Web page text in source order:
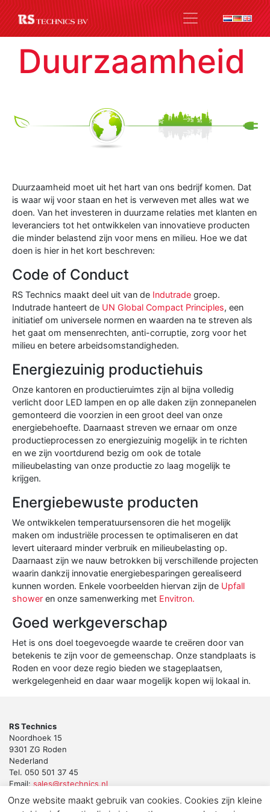
Duurzaamheid
Duurzaamheid moet uit het hart van ons bedrijf komen. Dat
is waar wij voor staan en het is verweven met alles wat we
doen. Van het investeren in duurzame relaties met klanten en
leveranciers tot het ontwikkelen van innovatieve producten
die minder belastend zijn voor mens en milieu. Hoe we dat
doen is hier in het kort beschreven:
Code of Conduct
RS Technics maakt deel uit van de Indutrade groep.
Indutrade hanteert de UN Global Compact Principles, een
initiatief om universele normen en waarden na te streven als
het gaat om mensenrechten, anti-corruptie, zorg voor het
milieu en betere arbeidsomstandigheden.
Energiezuinig productiehuis
Onze kantoren en productieruimtes zijn al bijna volledig
verlicht door LED lampen en op alle daken zijn zonnepanelen
gemonteerd die voorzien in een groot deel van onze
energiebehoefte. Daarnaast streven we ernaar om onze
productieprocessen zo energiezuinig mogelijk in te richten
en we zijn voortdurend bezig om ook de totale
milieubelasting van onze productie zo laag mogelijk te
krijgen.
Energiebewuste producten
We ontwikkelen temperatuursensoren die het mogelijk
maken om industriële processen te optimaliseren en dat
levert uiteraard minder verbruik en milieubelasting op.
Daarnaast zijn we nauw betrokken bij verschillende projecten
waarin dankzij innovatie energiebesparingen gerealiseerd
kunnen worden. Enkele voorbeelden hiervan zijn de Upfall
shower en onze samenwerking met Envitron.
Goed werkgeverschap
Het is ons doel toegevoegde waarde te creëren door van
betekenis te zijn voor de gemeenschap. Onze standplaats is
Roden en voor deze regio bieden we stageplaatsen,
werkgelegenheid en daar waar mogelijk kopen wij lokaal in.
RS Technics
Noordhoek 15
9301 ZG Roden
Nederland
Tel. 050 501 37 45
Email: sales@rstechnics.nl
Copyright 2018 by RS Technics BV. All rights reserved.
Onze website maakt gebruik van cookies. Cookies zijn kleine